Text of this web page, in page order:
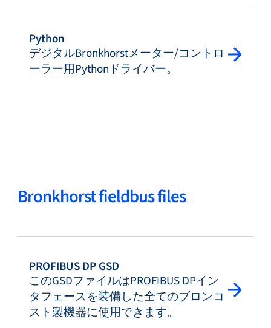
Python
デジタルBronkhorstメーター/コントロ
ーラー用Pythonドライバー。
Bronkhorst fieldbus files
PROFIBUS DP GSD
このGSDファイルはPROFIBUS DPイン
タフェースを装備した全てのブロンコ
スト製機器に使用できます。